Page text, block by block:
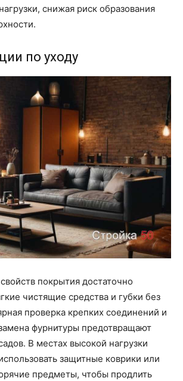
снижая риск образования
по уходу
покрытия достаточно
чистящие средства и губки без
проверка крепких соединений и
фурнитуры предотвращают
В местах высокой нагрузки
защитные коврики или
предметы, чтобы продлить